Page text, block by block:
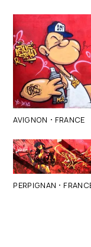
AVIGNON · FRANCE
PERPIGNAN ·